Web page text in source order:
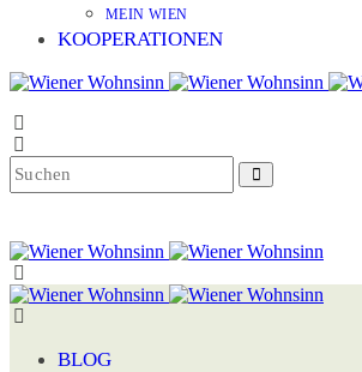
MEIN WIEN
KOOPERATIONEN
BLOG